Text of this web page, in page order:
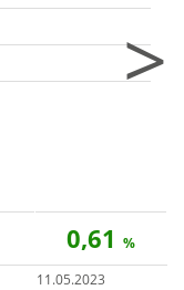
>
0,61 %
11.05.2023